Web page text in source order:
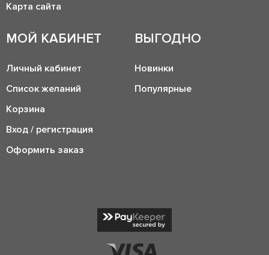
Карта сайта
МОЙ КАБИНЕТ
Личный кабинет
Список желаний
Корзина
Вход / регистрация
Оформить заказ
ВЫГОДНО
Новинки
Популярные